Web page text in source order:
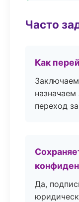
Часто
Как
переход
Да,